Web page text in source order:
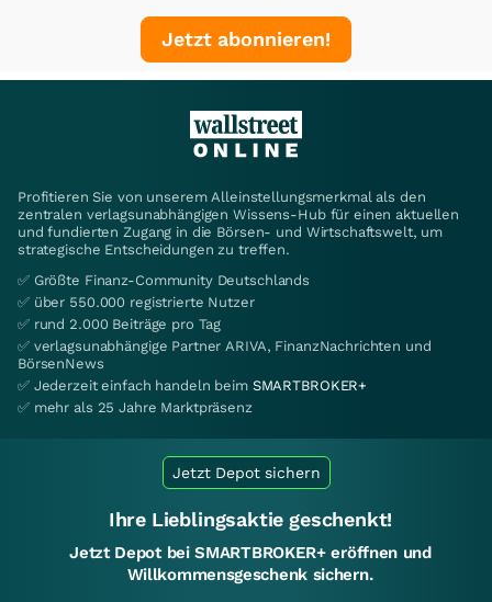
Jetzt abonnieren!
Profitieren Sie von unserem Alleinstellungsmerkmal als den
zentralen verlagsunabhängigen Wissens-Hub für einen aktuellen
und fundierten Zugang in die Börsen- und Wirtschaftswelt, um
strategische Entscheidungen zu treffen.
✅ Größte Finanz-Community Deutschlands
✅ über 550.000 registrierte Nutzer
✅ rund 2.000 Beiträge pro Tag
✅ verlagsunabhängige Partner ARIVA, FinanzNachrichten und
BörsenNews
✅ Jederzeit einfach handeln beim SMARTBROKER+
✅ mehr als 25 Jahre Marktpräsenz
Jetzt Depot sichern
Ihre Lieblingsaktie geschenkt!
Jetzt Depot bei SMARTBROKER+ eröffnen und
Willkommensgeschenk sichern.